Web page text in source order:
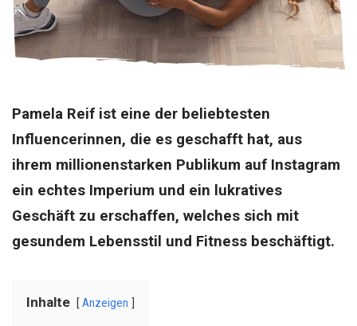
Pamela Reif ist eine der beliebtesten
Influencerinnen, die es geschafft hat, aus
ihrem millionenstarken Publikum auf Instagram
ein echtes Imperium und ein lukratives
Geschäft zu erschaffen, welches sich mit
gesundem Lebensstil und Fitness beschäftigt.
Inhalte Anzeigen